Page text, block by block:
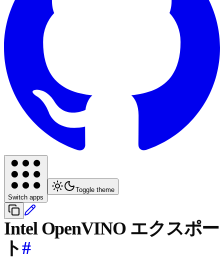
Switch apps
Toggle theme
Intel OpenVINO エクスポー
ト#